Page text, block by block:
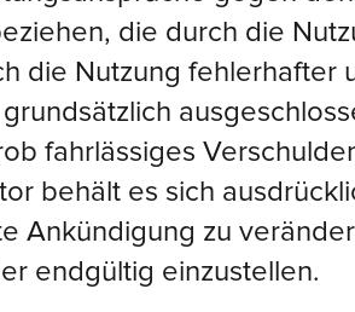
die durch die
die Nutzung fehlerhafter
fahrlässiges
behält es sich
Ankündigung zu
endgültig einzustellen.